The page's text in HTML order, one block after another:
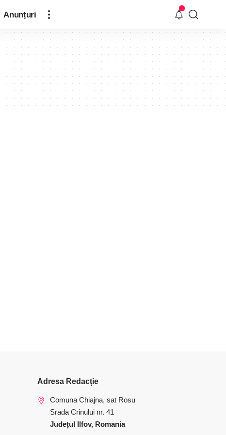
Anunțuri
Adresa Redacție
Comuna Chiajna, sat Rosu
Srada Crinului nr. 41
Județul Ilfov, Romania